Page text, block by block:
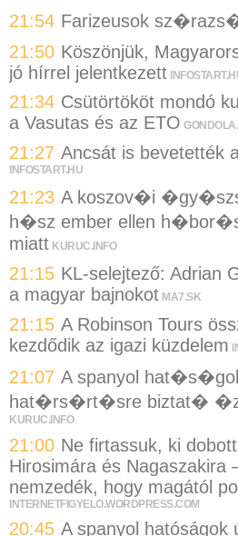
21:54 Farizeusok
21:50 Köszönjük,
jó hírrel jelentkezett
21:34 Csütörtököt mondó
a Vasutas és az ETO
21:27 Ancsát is bevetették
INFOSTART.HU
21:23 A koszov�i
h�sz ember ellen
miatt KURUC.INFO
21:15 KL-selejtező: Adrian
a magyar bajnokot MA7.SK
21:15 A Robinson Tours
kezdődik az igazi küzdelem
21:07 A spanyol
hat�rs�rt�sre biztat�
KURUC.INFO
21:00 Ne firtassuk, ki
Hirosimára és Nagaszakira
nemzedék, hogy magától
INTERNETFIGYELO.WORDPRESS.COM
20:45 A spanyol hatóságok